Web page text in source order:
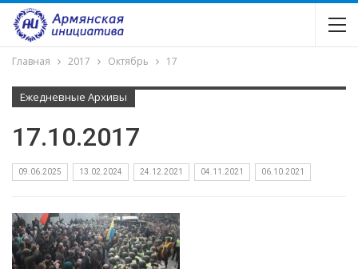
Главная 2017 Октябрь 17
Ежедневные Архивы
17.10.2017
09.06.2025 13.02.2024 24.12.2021 04.11.2021 06.10.2021